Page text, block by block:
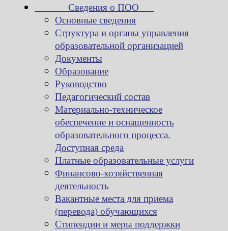
Сведения о ПОО
Основные сведения
Структура и органы управления
образовательной организацией
Документы
Образование
Руководство
Педагогический состав
Материально-техническое
обеспечение и оснащенность
образовательного процесса.
Доступная среда
Платные образовательные услуги
Финансово-хозяйственная
деятельность
Вакантные места для приема
(перевода) обучающихся
Стипендии и меры поддержки